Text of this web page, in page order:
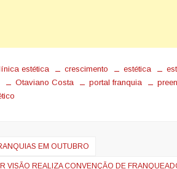
estética crescimento estética
Otaviano Costa portal franquia
EM OUTUBRO
VISÃO REALIZA CONVENÇÃO DE